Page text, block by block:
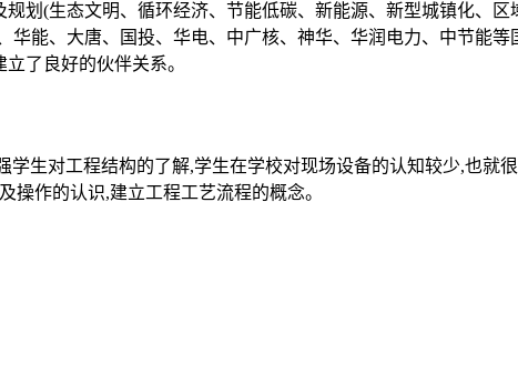
划(生态文明、循环经济、节能低碳、新能源、新型城镇化、
华能、大唐、国投、华电、中广核、神华、华润电力、中节能
了良好的伙伴关系。
生对工程结构的了解,学生在学校对现场设备的认知较少,也就
操作的认识,建立工程工艺流程的概念。